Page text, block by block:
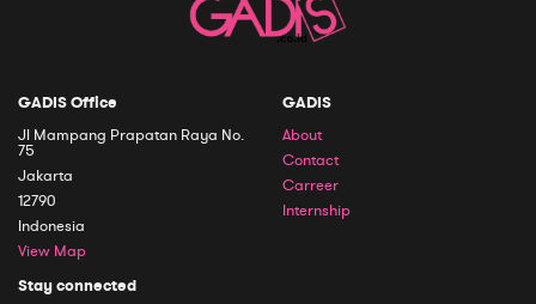
GADIS Office
Jl Mampang Prapatan Raya No.
75
Jakarta
12790
Indonesia
View Map
GADIS
About
Contact
Carreer
Internship
Stay connected